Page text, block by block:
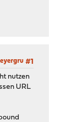
#1
nutzen
URL